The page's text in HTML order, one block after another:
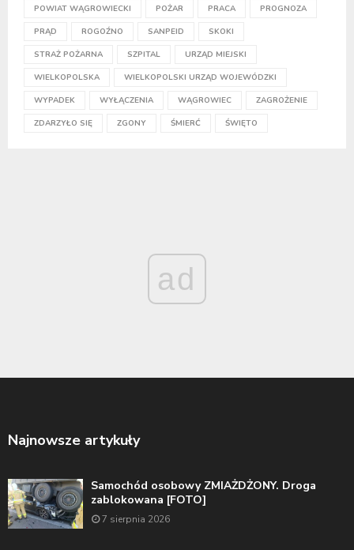
POWIAT WĄGROWIECKI POŻAR PRACA PROGNOZA
PRĄD ROGOŹNO SANPEID SKOKI
STRAŻ POŻARNA SZPITAL URZĄD MIEJSKI
WIELKOPOLSKA WIELKOPOLSKI URZĄD WOJEWÓDZKI
WYPADEK WYŁĄCZENIA WĄGROWIEC ZAGROŻENIE
ZDARZYŁO SIĘ ZGONY ŚMIERĆ ŚWIĘTO
ad
Najnowsze artykuły
Samochód osobowy ZMIAŻDŻONY. Droga
zablokowana [FOTO]
7 sierpnia 2026